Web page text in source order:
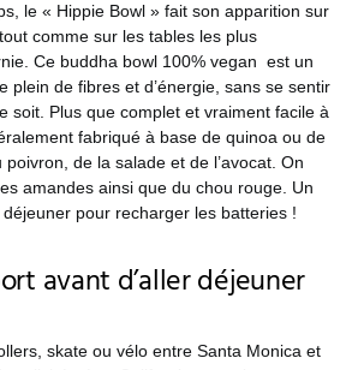
le « Hippie Bowl » fait son apparition sur
comme sur les tables les plus
Ce buddha bowl 100% vegan est un
plein de fibres et d’énergie, sans se sentir
soit. Plus que complet et vraiment facile à
fabriqué à base de quinoa ou de
de la salade et de l’avocat. On
amandes ainsi que du chou rouge. Un
pour recharger les batteries !
avant d’aller déjeuner
skate ou vélo entre Santa Monica et